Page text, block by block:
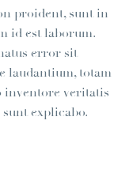
proident, sunt in
id est laborum.
error sit
laudantium, totam
inventore veritatis
explicabo.